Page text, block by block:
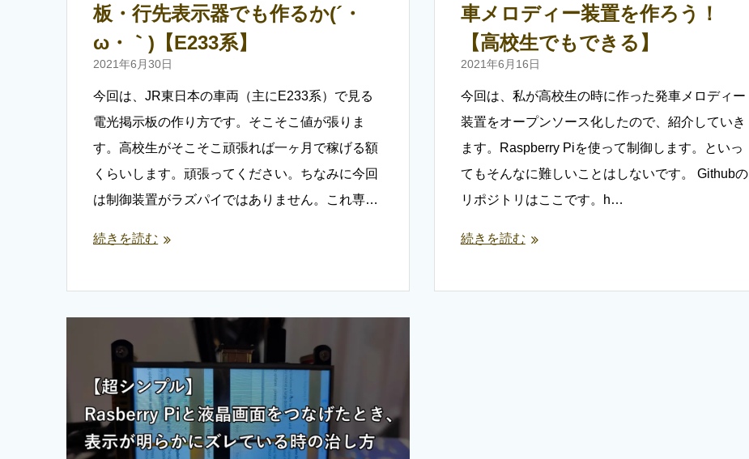
板・行先表示器でも作るか(´・
ω・｀)【E233系】
2021年6月30日
今回は、JR東日本の車両（主にE233系）で見る
電光掲示板の作り方です。そこそこ値が張りま
す。高校生がそこそこ頑張れば一ヶ月で稼げる額
くらいします。頑張ってください。ちなみに今回
は制御装置がラズパイではありません。これ専…
続きを読む
車メロディー装置を作ろう！
【高校生でもできる】
2021年6月16日
今回は、私が高校生の時に作った発車メロディー
装置をオープンソース化したので、紹介していき
ます。Raspberry Piを使って制御します。といっ
てもそんなに難しいことはしないです。 Githubの
リポジトリはここです。h…
続きを読む